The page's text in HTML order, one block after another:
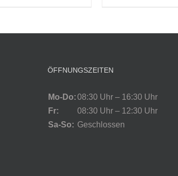
ÖFFNUNGSZEITEN
Mo-Do:08:30 Uhr – 16:30 Uhr
Fr:
08:30 Uhr – 12:30 Uhr
Sa-So: Geschlossen